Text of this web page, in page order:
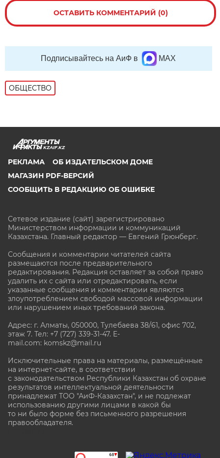
ОСТАВИТЬ КОММЕНТАРИЙ (0)
Подписывайтесь на АиФ в MAX
ОБЩЕСТВО
KZAIF.KZ
РЕКЛАМА
ОБ ИЗДАТЕЛЬСКОМ ДОМЕ
МАГАЗИН PDF-ВЕРСИЙ
СООБЩИТЬ В РЕДАКЦИЮ ОБ ОШИБКЕ
Сетевое издание (сайт) зарегистрировано
Министерством информации и коммуникаций
Казахстана. Главный редактор — Евгений Грюнберг.
Сообщения и комментарии читателей сайта
размещаются после предварительного
редактирования. Редакция оставляет за собой право
удалить их с сайта или отредактировать, если
указанные сообщения и комментарии являются
злоупотреблением свободой массовой информации
или нарушением иных требований закона.
Адрес: г. Алматы, 050000, Тулебаева 38/61, офис 702,
этаж 7. Тел: +7 (727) 339-31-47. E-
mail.com: komskz@mail.ru
Исключительные права на материалы, размещённые
на интернет-сайте, в соответствии
с законодательством Республики Казахстан об охране
результатов интеллектуальной деятельности
принадлежат ТОО "АиФ-Казахстан", и не подлежат
использованию другими лицами в какой бы
то ни было форме без письменного разрешения
правообладателя.